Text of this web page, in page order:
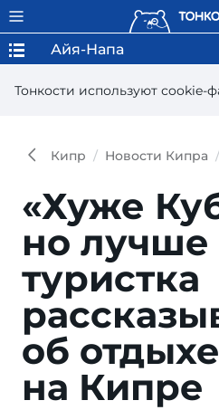
Тонкости используют сookie-
Айя-Напа
Кипр Новости Кипра
«Хуже
но лучше
туристка
об отдыхе
на Кипре